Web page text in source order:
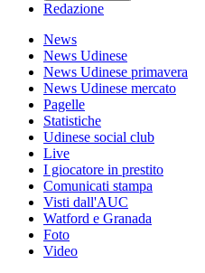
Redazione
News
News Udinese
News Udinese primavera
News Udinese mercato
Pagelle
Statistiche
Udinese social club
Live
I giocatore in prestito
Comunicati stampa
Visti dall'AUC
Watford e Granada
Foto
Video